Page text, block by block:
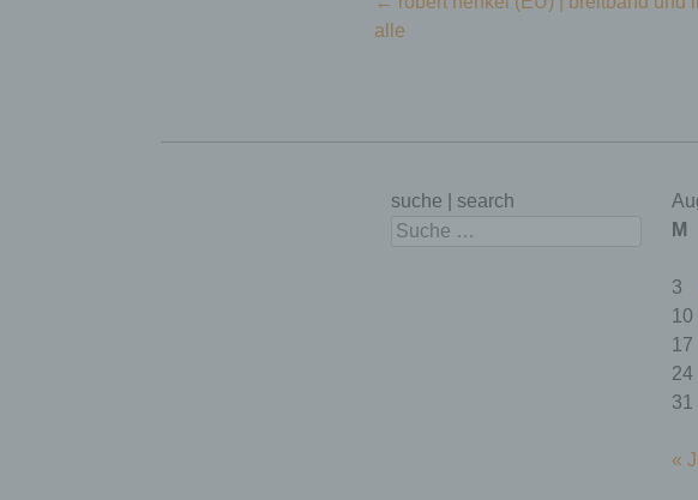
alle
suche | search
Suchen
M
3
10
17
24
31
«
wordpress_test_coo